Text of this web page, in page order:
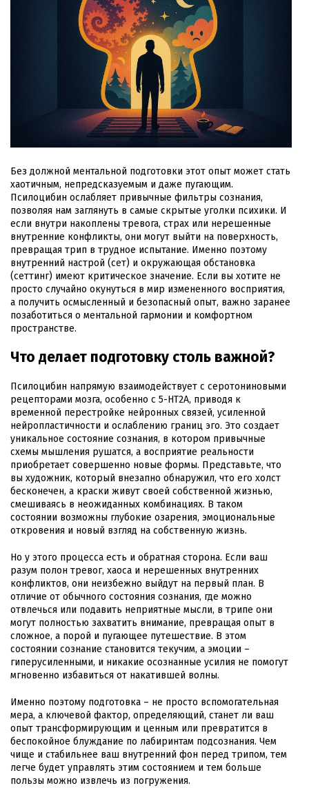
Без должной ментальной подготовки этот опыт может стать
хаотичным, непредсказуемым и даже пугающим.
Псилоцибин ослабляет привычные фильтры сознания,
позволяя нам заглянуть в самые скрытые уголки психики. И
если внутри накоплены тревога, страх или нерешенные
внутренние конфликты, они могут выйти на поверхность,
превращая трип в трудное испытание. Именно поэтому
внутренний настрой (сет) и окружающая обстановка
(сеттинг) имеют критическое значение. Если вы хотите не
просто случайно окунуться в мир измененного восприятия,
а получить осмысленный и безопасный опыт, важно заранее
позаботиться о ментальной гармонии и комфортном
пространстве.
Что делает подготовку столь важной?
Псилоцибин напрямую взаимодействует с серотониновыми
рецепторами мозга, особенно с 5-HT2A, приводя к
временной перестройке нейронных связей, усиленной
нейропластичности и ослаблению границ эго. Это создает
уникальное состояние сознания, в котором привычные
схемы мышления рушатся, а восприятие реальности
приобретает совершенно новые формы. Представьте, что
вы художник, который внезапно обнаружил, что его холст
бесконечен, а краски живут своей собственной жизнью,
смешиваясь в неожиданных комбинациях. В таком
состоянии возможны глубокие озарения, эмоциональные
откровения и новый взгляд на собственную жизнь.
Но у этого процесса есть и обратная сторона. Если ваш
разум полон тревог, хаоса и нерешенных внутренних
конфликтов, они неизбежно выйдут на первый план. В
отличие от обычного состояния сознания, где можно
отвлечься или подавить неприятные мысли, в трипе они
могут полностью захватить внимание, превращая опыт в
сложное, а порой и пугающее путешествие. В этом
состоянии сознание становится текучим, а эмоции –
гиперусиленными, и никакие осознанные усилия не помогут
мгновенно избавиться от накатившей волны.
Именно поэтому подготовка – не просто вспомогательная
мера, а ключевой фактор, определяющий, станет ли ваш
опыт трансформирующим и ценным или превратится в
беспокойное блуждание по лабиринтам подсознания. Чем
чище и стабильнее ваш внутренний фон перед трипом, тем
легче будет управлять этим состоянием и тем больше
пользы можно извлечь из погружения.